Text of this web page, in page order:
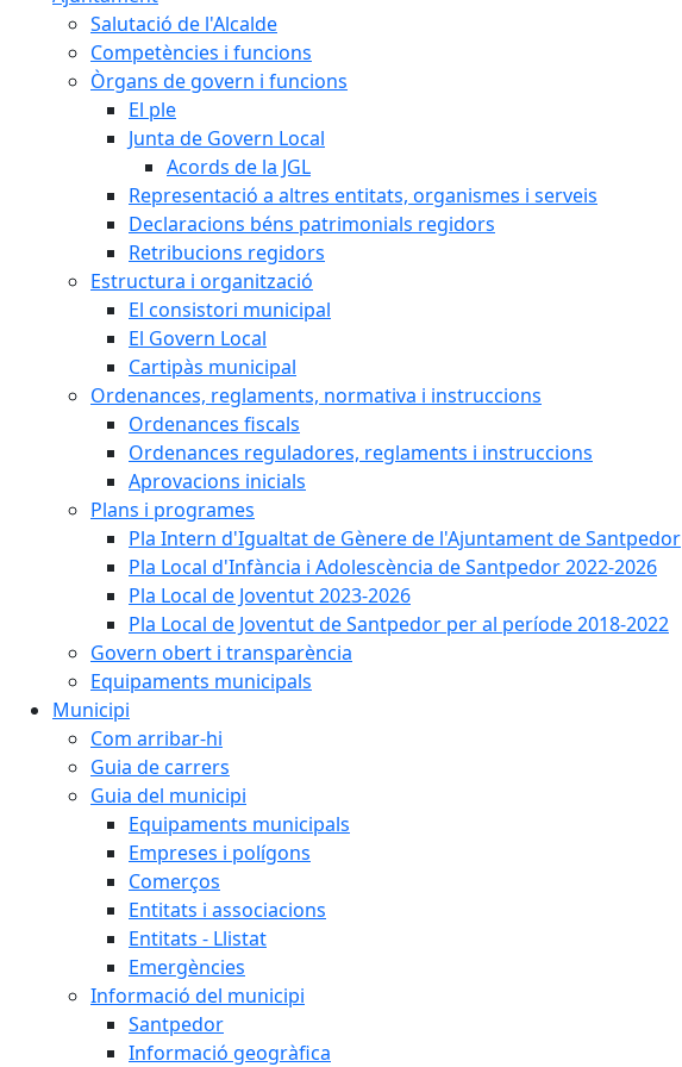
Salutació de l'Alcalde
Competències i funcions
Òrgans de govern i funcions
El ple
Junta de Govern Local
Acords de la JGL
Representació a altres entitats, organismes i serveis
Declaracions béns patrimonials regidors
Retribucions regidors
Estructura i organització
El consistori municipal
El Govern Local
Cartipàs municipal
Ordenances, reglaments, normativa i instruccions
Ordenances fiscals
Ordenances reguladores, reglaments i instruccions
Aprovacions inicials
Plans i programes
Pla Intern d'Igualtat de Gènere de l'Ajuntament de Santpedor
Pla Local d'Infància i Adolescència de Santpedor 2022-2026
Pla Local de Joventut 2023-2026
Pla Local de Joventut de Santpedor per al període 2018-2022
Govern obert i transparència
Equipaments municipals
Municipi
Com arribar-hi
Guia de carrers
Guia del municipi
Equipaments municipals
Empreses i polígons
Comerços
Entitats i associacions
Entitats - Llistat
Emergències
Informació del municipi
Santpedor
Informació geogràfica